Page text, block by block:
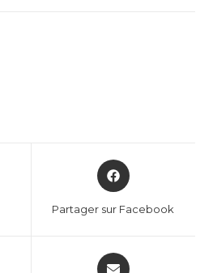
Partager sur Facebook